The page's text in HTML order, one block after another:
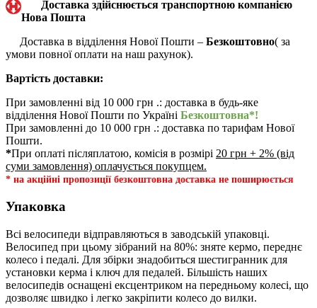
Доставка здійснюється транспортною компанією
Нова Пошта
Доставка в відділення Нової Пошти – Безкоштовно( за
умови повної оплати на наш рахунок).
Вартість доставки:
При замовленні від 10 000 грн .: доставка в будь-яке
відділення Нової Пошти по Україні Безкоштовна*!
При замовленні до 10 000 грн .: доставка по тарифам Нової
Пошти.
*При оплаті післяплатою, комісія в розмірі 20 грн + 2% (від
суми замовлення) оплачується покупцем.
* на акційні пропозиції безкоштовна доставка не поширюється
Упаковка
Всі велосипеди відправляються в заводській упаковці.
Велосипед при цьому зібраний на 80%: зняте кермо, переднє
колесо і педалі. Для збірки знадобиться шестигранник для
установки керма і ключ для педалей. Більшість наших
велосипедів оснащені ексцентриком на передньому колесі, що
дозволяє швидко і легко закріпити колесо до вилки.